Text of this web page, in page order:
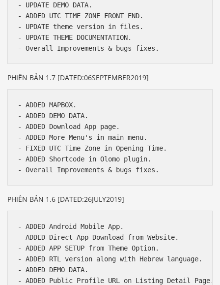
- UPDATE DEMO DATA.
- ADDED UTC TIME ZONE FRONT END.
- UPDATE theme version in files.
- UPDATE THEME DOCUMENTATION.
PHIÊN BẢN 1.7 [DATED:06SEPTEMBER2019]
- ADDED MAPBOX.
- ADDED DEMO DATA.
- ADDED Download App page.
- ADDED More Menu's in main menu.
- FIXED UTC Time Zone in Opening Time.
- ADDED Shortcode in Olomo plugin.
PHIÊN BẢN 1.6 [DATED:26JULY2019]
- ADDED Android Mobile App.
- ADDED Direct App Download from Website.
- ADDED APP SETUP from Theme Option.
- ADDED RTL version along with Hebrew language.
- ADDED DEMO DATA.
- ADDED Public Profile URL on Listing Detail Page.